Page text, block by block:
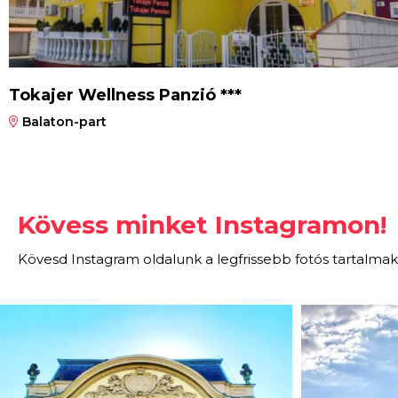
Tokajer Wellness Panzió ***
Balaton-part
Kövess minket Instagramon!
Kövesd Instagram oldalunk a legfrissebb fotós